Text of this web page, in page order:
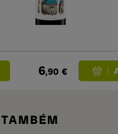
6,90 €